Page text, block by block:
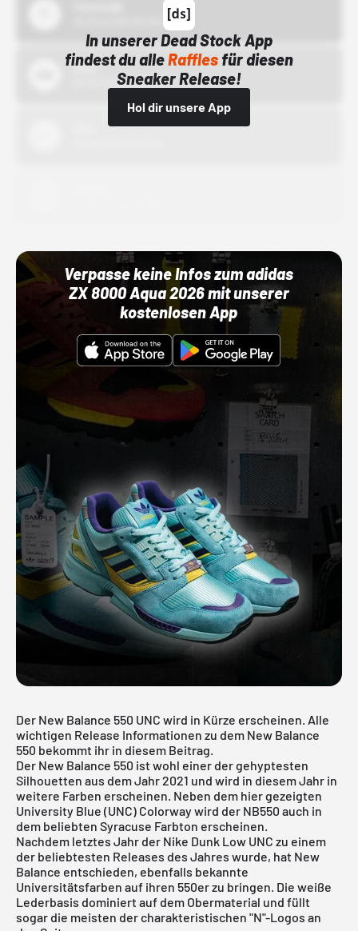
In unserer Dead Stock App
findest du alleRafflesfür diesen
Sneaker Release!
Hol dir unsere App
Bstn
01.10.22 00:00 Uhr
Verpasse keine Infos zum adidas
ZX 8000 Aqua 2026 mit unserer
kostenlosen App
Der New Balance 550 UNC wird in Kürze erscheinen. Alle
wichtigen Release Informationen zu dem New Balance
550 bekommt ihr in diesem Beitrag.
Der New Balance 550 ist wohl einer der gehyptesten
Silhouetten aus dem Jahr 2021 und wird in diesem Jahr in
weitere Farben erscheinen. Neben dem hier gezeigten
University Blue (UNC) Colorway wird der NB550 auch in
dem beliebten Syracuse Farbton erscheinen.
Nachdem letztes Jahr der Nike Dunk Low UNC zu einem
der beliebtesten Releases des Jahres wurde, hat New
Balance entschieden, ebenfalls bekannte
Universitätsfarben auf ihren 550er zu bringen. Die weiße
Lederbasis dominiert auf dem Obermaterial und füllt
sogar die meisten der charakteristischen "N"-Logos an